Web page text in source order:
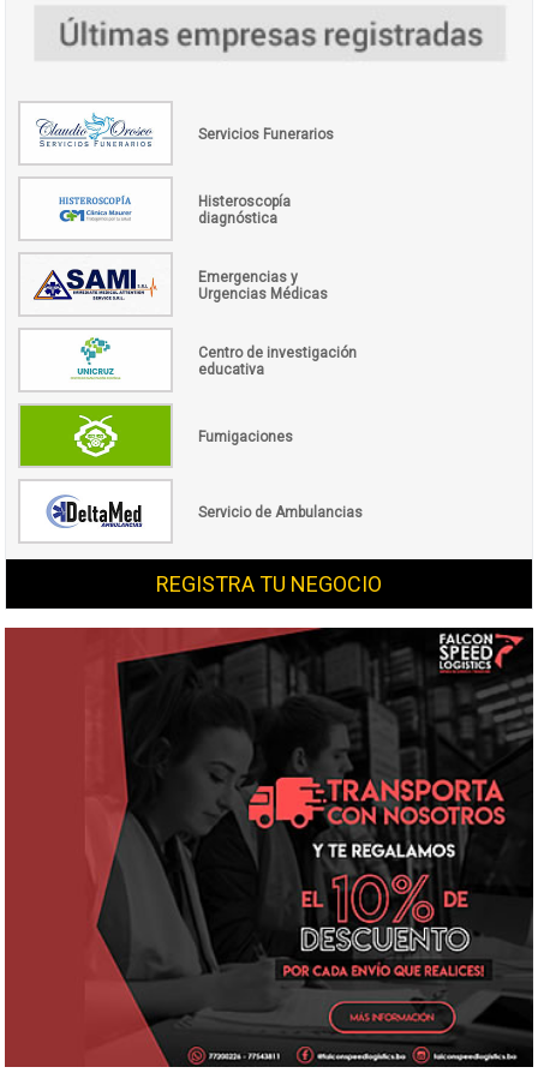
Servicios Funerarios
Histeroscopía
diagnóstica
Emergencias y
Urgencias Médicas
Centro de investigación
educativa
Fumigaciones
Servicio de Ambulancias
REGISTRA TU NEGOCIO